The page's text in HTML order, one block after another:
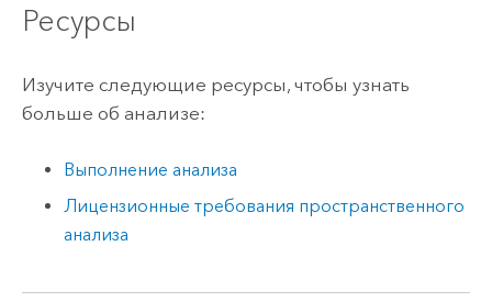
Ресурсы
Изучите следующие ресурсы, чтобы узнать
больше об анализе:
Выполнение анализа
Лицензионные требования пространственного
анализа